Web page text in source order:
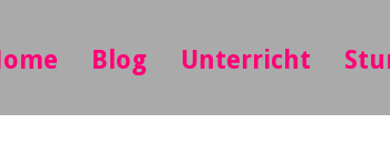
Blog Unterricht